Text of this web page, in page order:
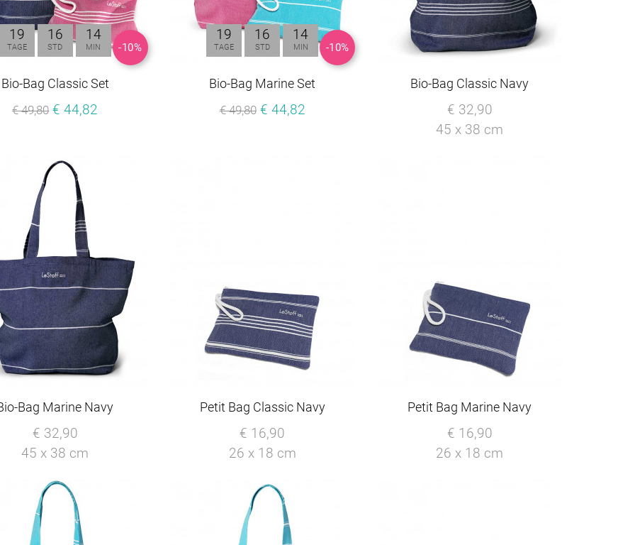
19
TAGE
16
STD
14
MIN -10%
Bio-Bag Classic Set
€ 49,80 € 44,82
19
TAGE
16
STD
14
MIN -10%
Bio-Bag Marine Set
€ 49,80 € 44,82
Bio-Bag Classic Navy
€ 32,90
45 x 38 cm
Bag Marine Navy
€ 32,90
45 x 38 cm
Petit Bag Classic Navy
€ 16,90
26 x 18 cm
Petit Bag Marine Navy
€ 16,90
26 x 18 cm